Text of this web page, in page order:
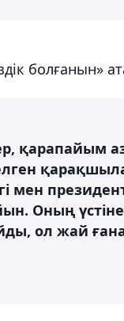
болғанын»
қарапайым
мен
Оның
ол жай